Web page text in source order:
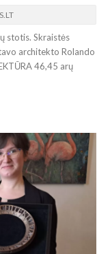
stotis. Skraistės
architekto Rolando
46,45 arų